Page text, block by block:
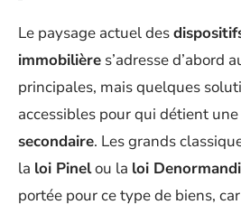
Le paysage actuel des
immobilière s’adresse d’abord
principales, mais quelques
accessibles pour qui détient une
secondaire. Les grands
la loi Pinelou la loi
portée pour ce type de biens,